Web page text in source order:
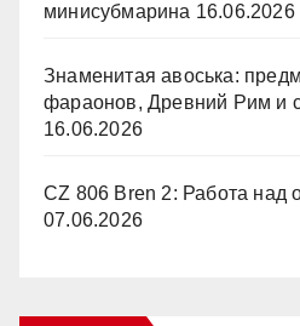
минисубмарина 16.06.2026
Знаменитая авоська:
фараонов, Древний Рим и
16.06.2026
CZ 806 Bren 2: Работа над
07.06.2026